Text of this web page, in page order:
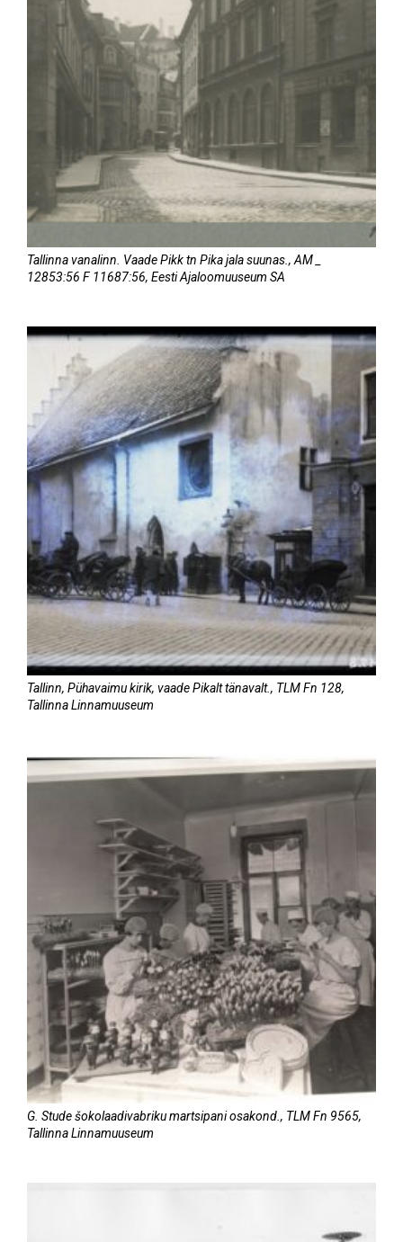
Tallinna vanalinn. Vaade Pikk tn Pika jala suunas., AM _
12853:56 F 11687:56, Eesti Ajaloomuuseum SA
Tallinn, Pühavaimu kirik, vaade Pikalt tänavalt., TLM Fn 128,
Tallinna Linnamuuseum
G. Stude šokolaadivabriku martsipani osakond., TLM Fn 9565,
Tallinna Linnamuuseum